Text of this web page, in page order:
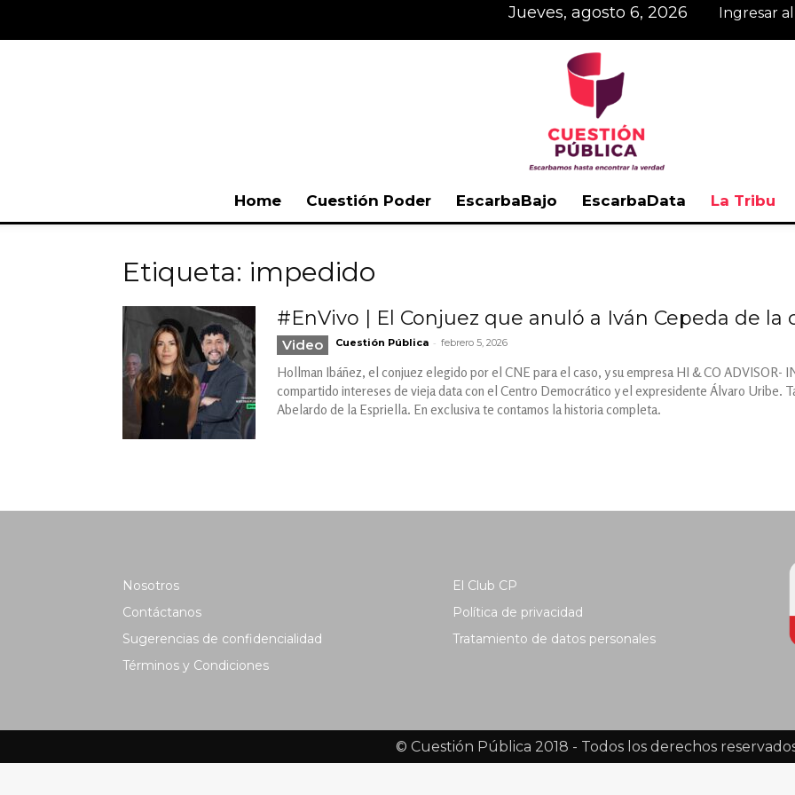
jueves, agosto 6, 2026 Ingresar
Home Cuestión Poder EscarbaBajo EscarbaData La Tribu
Etiqueta: impedido
#EnVivo | El Conjuez que anuló a Iván Cepeda de la
Video Cuestión Pública - febrero 5, 2026
Hollman Ibáñez, el conjuez elegido por el CNE para el caso, y su empresa HI & CO ADVISOR-
compartido intereses de vieja data con el Centro Democrático y el expresidente Álvaro Uribe.
Abelardo de la Espriella. En exclusiva te contamos la historia completa.
Nosotros
Contáctanos
Sugerencias de confidencialidad
Términos y Condiciones
El Club CP
Política de privacidad
Tratamiento de datos personales
© Cuestión Pública 2018 - Todos los derechos